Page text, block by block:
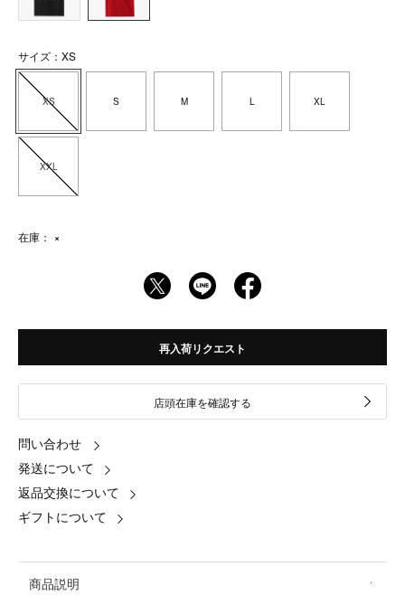
サイズ：XS
XS S M L XL
XXL
在庫： ×
再入荷リクエスト
店頭在庫を確認する
問い合わせ
発送について
返品交換について
ギフトについて
商品説明